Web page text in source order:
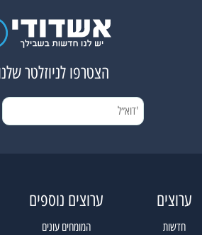
הצטרפו לניוזלטר
ערוצים
חדשות
ערוצים נוספים
המומחים עונים